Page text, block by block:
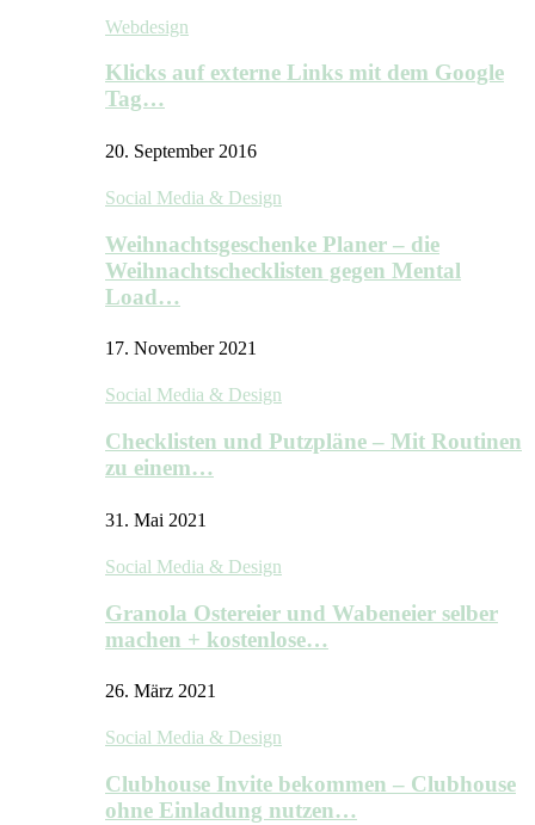
Webdesign
Klicks auf externe Links mit dem Google
Tag…
20. September 2016
Social Media & Design
Weihnachtsgeschenke Planer – die
Weihnachtschecklisten gegen Mental
Load…
17. November 2021
Social Media & Design
Checklisten und Putzpläne – Mit Routinen
zu einem…
31. Mai 2021
Social Media & Design
Granola Ostereier und Wabeneier selber
machen + kostenlose…
26. März 2021
Social Media & Design
Clubhouse Invite bekommen – Clubhouse
ohne Einladung nutzen…